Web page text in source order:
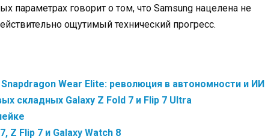
говорит о том, что Samsung нацелена не
ощутимый технический прогресс.
Wear Elite: революция в автономности и ИИ
складных Galaxy Z Fold 7 и Flip 7 Ultra
Z Flip 7 и Galaxy Watch 8